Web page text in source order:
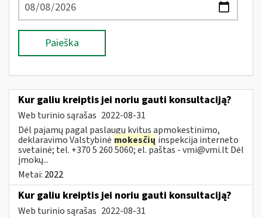
Paieška
Kur galiu kreiptis jei noriu gauti konsultaciją?
Web turinio sąrašas 2022-08-31
Dėl pajamų pagal paslaugų kvitus apmokestinimo,
deklaravimo Valstybinė mokesčių inspekcija interneto
svetainė; tel. +370 5 260 5060; el. paštas -vmi@vmi.ltDėl
įmokų...
Metai: 2022
Kur galiu kreiptis jei noriu gauti konsultaciją?
Web turinio sąrašas 2022-08-31